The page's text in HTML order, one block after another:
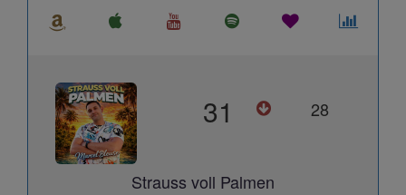
31 28
Strauss voll Palmen